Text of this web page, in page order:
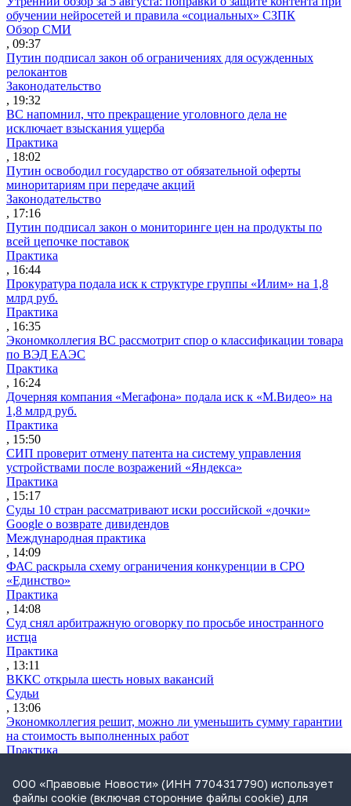
обучении нейросетей и правила «социальных» СЗПК
Обзор СМИ
, 09:37
Путин подписал закон об ограничениях для осужденных
релокантов
Законодательство
, 19:32
ВС напомнил, что прекращение уголовного дела не
исключает взыскания ущерба
Практика
, 18:02
Путин освободил государство от обязательной оферты
миноритариям при передаче акций
Законодательство
, 17:16
Путин подписал закон о мониторинге цен на продукты по
всей цепочке поставок
Практика
, 16:44
Прокуратура подала иск к структуре группы «Илим» на 1,8
млрд руб.
Практика
, 16:35
Экономколлегия ВС рассмотрит спор о классификации товара
по ВЭД ЕАЭС
Практика
, 16:24
Дочерняя компания «Мегафона» подала иск к «М.Видео» на
1,8 млрд руб.
Практика
, 15:50
СИП проверит отмену патента на систему управления
устройствами после возражений «Яндекса»
Практика
, 15:17
Суды 10 стран рассматривают иски российской «дочки»
Google о возврате дивидендов
Международная практика
, 14:09
ФАС раскрыла схему ограничения конкуренции в СРО
«Единство»
Практика
, 14:08
Суд снял арбитражную оговорку по просьбе иностранного
истца
Практика
, 13:11
ВККС открыла шесть новых вакансий
Судьи
, 13:06
Экономколлегия решит, можно ли уменьшить сумму гарантии
на стоимость выполненных работ
Практика
Wildberries планирует запустить в 2027 году два крупных
склада в Казахстане
ООО «Правовые Новости» (ИНН 7704317790) использует
файлы cookie (включая сторонние файлы cookie) для